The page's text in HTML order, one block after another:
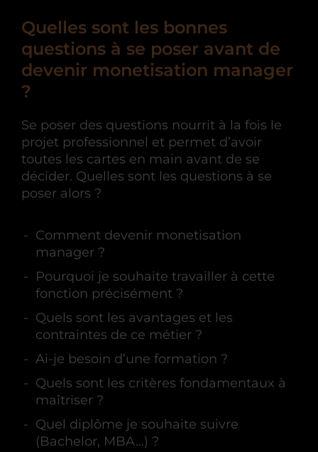
Quelles sont les bonnes
questions à se poser avant de
devenir monetisation manager
?
Se poser des questions nourrit à la fois le
projet professionnel et permet d’avoir
toutes les cartes en main avant de se
décider. Quelles sont les questions à se
poser alors ?
Comment devenir monetisation
manager ?
Pourquoi je souhaite travailler à cette
fonction précisément ?
Quels sont les avantages et les
contraintes de ce métier ?
Ai-je besoin d’une formation ?
Quels sont les critères fondamentaux à
maîtriser ?
Quel diplôme je souhaite suivre
(Bachelor, MBA…) ?